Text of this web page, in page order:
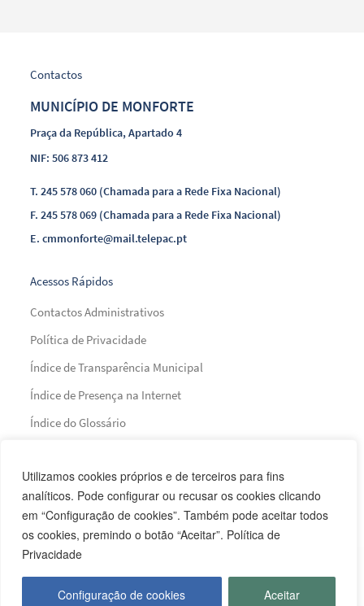
Utilizamos cookies próprios e de terceiros para fins
analíticos. Pode configurar ou recusar os cookies clicando
em “Configuração de cookies”. Também pode aceitar todos
os cookies, premindo o botão “Aceitar”. Política de
Privacidade
Configuração de cookies Aceitar
Contactos
MUNICÍPIO DE MONFORTE
Praça da República, Apartado 4
NIF: 506 873 412
T.245 578 060 (Chamada para a Rede Fixa Nacional)
F.245 578 069 (Chamada para a Rede Fixa Nacional)
E.cmmonforte@mail.telepac.pt
Acessos Rápidos
Contactos Administrativos
Política de Privacidade
Índice de Transparência Municipal
Índice de Presença na Internet
Índice do Glossário
Financiamento